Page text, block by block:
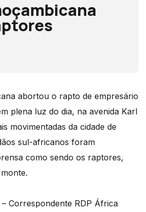
abortou o rapto de empresário
plena luz do dia, na avenida Karl
movimentadas da cidade de
sul-africanos foram
como sendo os raptores,
Correspondente RDP África